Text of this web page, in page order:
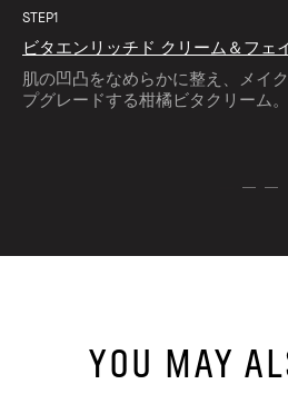
STEP1
ビタエンリッチド クリーム＆フェ
肌の凹凸をなめらかに整え、メイ
プグレードする柑橘ビタクリーム。
YOU MAY